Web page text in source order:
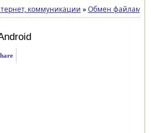
коммуникации »Обмен файлами